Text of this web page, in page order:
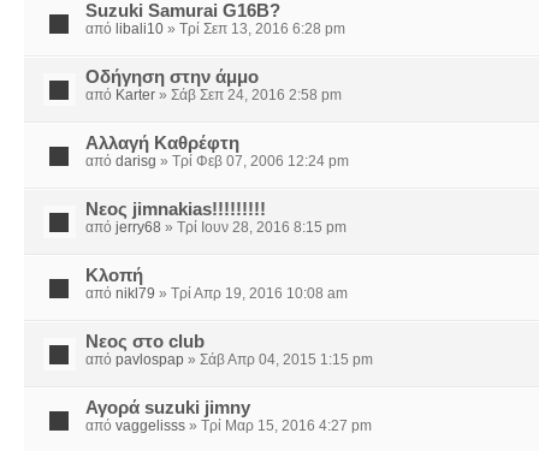
Suzuki Samurai G16B?
από libali10 » Τρί Σεπ 13, 2016 6:28 pm
Οδήγηση στην άμμο
από Karter » Σάβ Σεπ 24, 2016 2:58 pm
Αλλαγή Καθρέφτη
από darisg » Τρί Φεβ 07, 2006 12:24 pm
Νεος jimnakias!!!!!!!!!
από jerry68 » Τρί Ιουν 28, 2016 8:15 pm
Κλοπή
από nikl79 » Τρί Απρ 19, 2016 10:08 am
Νεος στο club
από pavlospap » Σάβ Απρ 04, 2015 1:15 pm
Αγορά suzuki jimny
από vaggelisss » Τρί Μαρ 15, 2016 4:27 pm